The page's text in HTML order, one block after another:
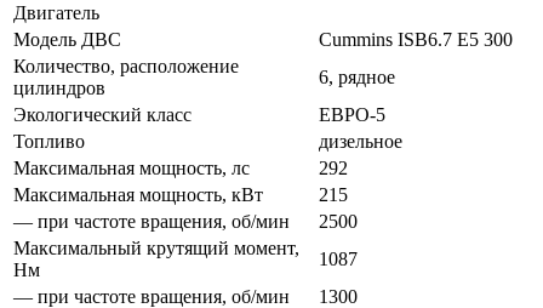
Двигатель
Модель ДВС
Cummins ISB6.7 E5 300
Количество, расположение
цилиндров
6, рядное
Экологический класс
ЕВРО-5
Топливо
дизельное
Максимальная мощность, лс
292
Максимальная мощность, кВт
215
— при частоте вращения, об/мин
2500
Максимальный крутящий момент,
Нм
1087
— при частоте вращения, об/мин
1300